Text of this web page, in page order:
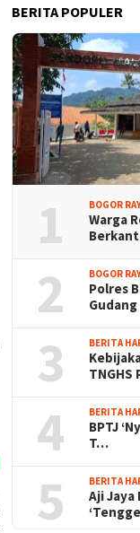
BERITA POPULER
1 BOGOR
Warga
2 BOGOR
Polres
3 BERITA
4 BERITA
BPTJ
T…
5 BERITA
Aji